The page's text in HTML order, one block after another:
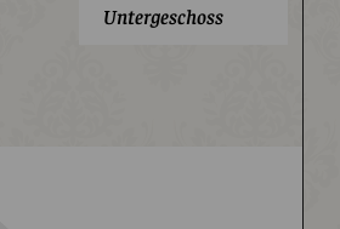
Untergeschoss